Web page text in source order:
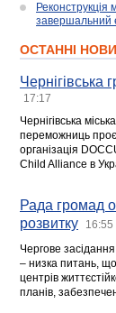
завершальний
ОСТАННІ
Чернігівська
17:17
Чернігівська
переможниць
організація
Child Alliance в
Рада громад
розвитку
16:55
Чергове
– низка питань,
центрів
планів,